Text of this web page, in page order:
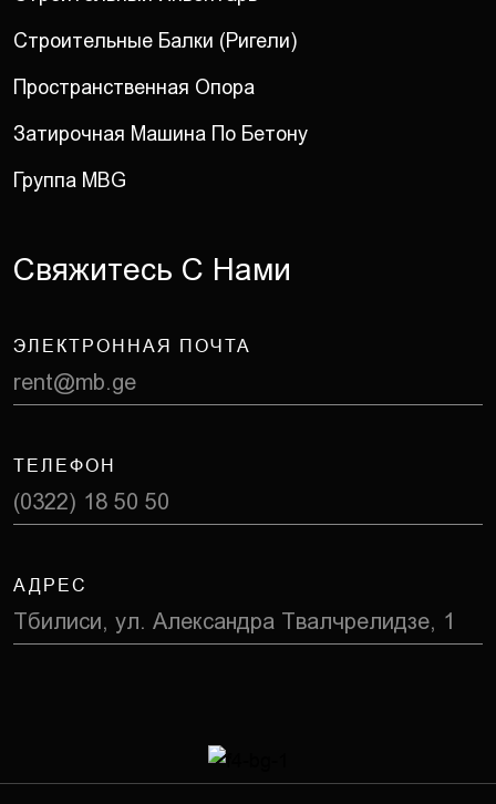
Строительные Балки (ригели)
Пространственная Опора
Затирочная Машина По Бетону
Группа MBG
Свяжитесь С Нами
ЭЛЕКТРОННАЯ ПОЧТА
rent@mb.ge
ТЕЛЕФОН
(0322) 18 50 50
АДРЕС
Тбилиси, ул. Александра Твалчрелидзе, 1